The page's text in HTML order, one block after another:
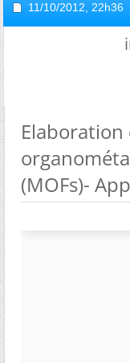
11/10/2012, 22h36
(MOFs)-